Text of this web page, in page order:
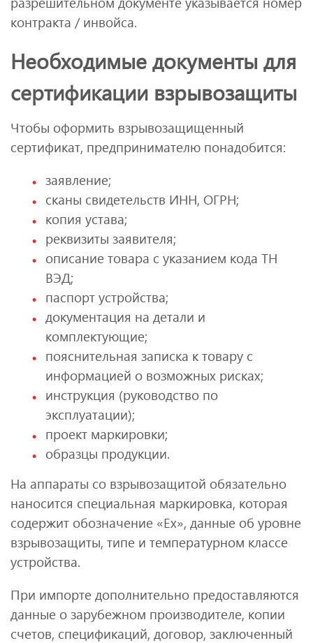
контракта / инвойса.
Необходимые документы для
сертификации взрывозащиты
Чтобы оформить взрывозащищенный
сертификат, предпринимателю понадобится:
заявление;
сканы свидетельств ИНН, ОГРН;
копия устава;
реквизиты заявителя;
описание товара с указанием кода ТН
ВЭД;
паспорт устройства;
документация на детали и
комплектующие;
пояснительная записка к товару с
информацией о возможных рисках;
инструкция (руководство по
эксплуатации);
проект маркировки;
образцы продукции.
На аппараты со взрывозащитой обязательно
наносится специальная маркировка, которая
содержит обозначение «Ex», данные об уровне
взрывозащиты, типе и температурном классе
устройства.
При импорте дополнительно предоставляются
данные о зарубежном производителе, копии
счетов, спецификаций, договор, заключенный